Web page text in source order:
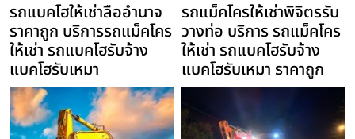
รถแบคโฮให้เช่าลืออำนาจ
ราคาถูก บริการรถแม็คโคร
ให้เช่า รถแบคโฮรับจ้าง
แบคโฮรับเหมา
รถแม็คโครให้เช่าพิจิตรรับ
วางท่อ บริการ รถแม็คโคร
ให้เช่า รถแบคโฮรับจ้าง
แบคโฮรับเหมา ราคาถูก